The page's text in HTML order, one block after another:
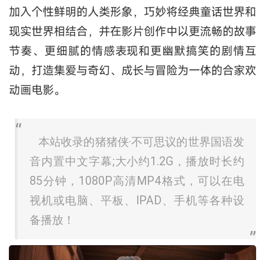
加入个性鲜明的人类形象，巧妙将经典童话世界和
现实世界相结合，并在影片创作中以更流畅的故事
节奏、更细腻的情感表现和更幽默搞笑的剧情互
动，打造集爱与奇幻、成长与冒险为一体的合家欢
动画电影。
本站收录的猪猪侠·不可思议的世界国语发
音内置中文字幕;大小约1.2G，播放时长约
85分钟，1080P高清MP4格式，可以在电
视机或电脑、平板、IPAD、手机等各种设
备播放！